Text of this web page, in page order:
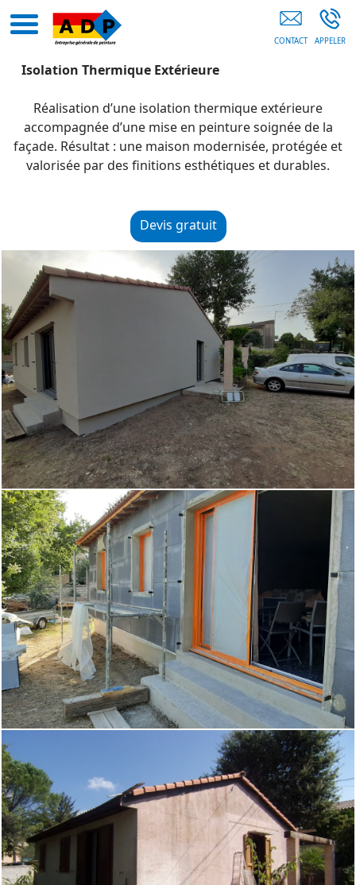
Isolation Thermique Extérieure
Réalisation d’une isolation thermique extérieure
accompagnée d’une mise en peinture soignée de la
façade. Résultat : une maison modernisée, protégée et
valorisée par des finitions esthétiques et durables.
Devis gratuit